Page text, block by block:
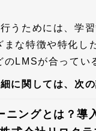
うためには、学
な特徴や特化し
LMSが合ってい
に関しては、次
ニングとは？導